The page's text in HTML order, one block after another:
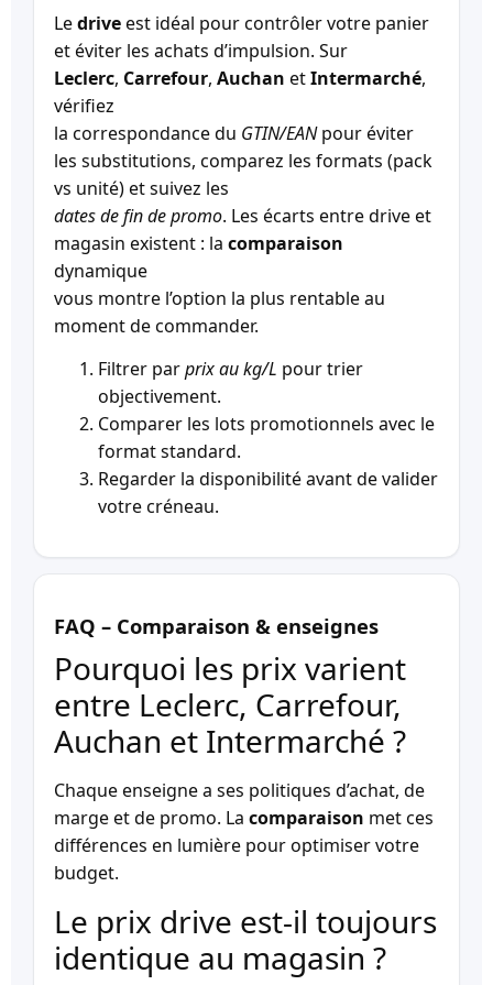
Ledriveest idéal pour contrôler votre panier
et éviter les achats d’impulsion. Sur
Leclerc, Carrefour, Auchan etIntermarché,
vérifiez
la correspondance du GTIN/EANpour éviter
les substitutions, comparez les formats (pack
vs unité) et suivez les
dates de fin de promo. Les écarts entre drive et
magasin existent : la comparaison
dynamique
vous montre l’option la plus rentable au
moment de commander.
Filtrer parprix au kg/L pour trier
objectivement.
Comparer les lots promotionnels avec le
format standard.
Regarder la disponibilité avant de valider
votre créneau.
FAQ – Comparaison & enseignes
Pourquoi les prix varient
entre Leclerc, Carrefour,
Auchan et Intermarché ?
Chaque enseigne a ses politiques d’achat, de
marge et de promo. La comparaison met ces
différences en lumière pour optimiser votre
budget.
Le prix drive est-il toujours
identique au magasin ?